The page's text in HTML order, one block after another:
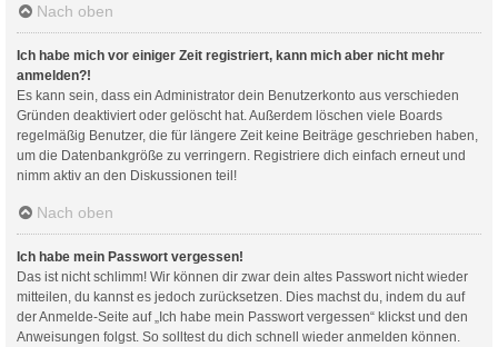
Nach oben
Ich habe mich vor einiger Zeit registriert, kann mich aber nicht mehr
anmelden?!
Es kann sein, dass ein Administrator dein Benutzerkonto aus verschieden
Gründen deaktiviert oder gelöscht hat. Außerdem löschen viele Boards
regelmäßig Benutzer, die für längere Zeit keine Beiträge geschrieben haben,
um die Datenbankgröße zu verringern. Registriere dich einfach erneut und
nimm aktiv an den Diskussionen teil!
Nach oben
Ich habe mein Passwort vergessen!
Das ist nicht schlimm! Wir können dir zwar dein altes Passwort nicht wieder
mitteilen, du kannst es jedoch zurücksetzen. Dies machst du, indem du auf
der Anmelde-Seite auf „Ich habe mein Passwort vergessen“ klickst und den
Anweisungen folgst. So solltest du dich schnell wieder anmelden können.